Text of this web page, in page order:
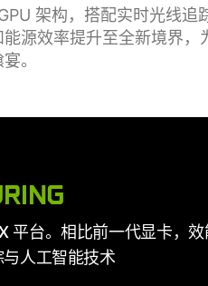
架构，搭配实时光线追
源效率提升至全新境界，
。
平台。相比前一代显卡，
人工智能技术